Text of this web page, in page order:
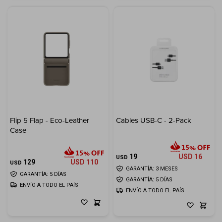
Flip 5 Flap - Eco-Leather
Case
USD 129 USD 110
GARANTÍA: 5 DÍAS
ENVÍO A TODO EL PAÍS
Cables USB-C - 2-Pack
USD 19 USD 16
GARANTÍA: 3 MESES
GARANTÍA: 5 DÍAS
ENVÍO A TODO EL PAÍS